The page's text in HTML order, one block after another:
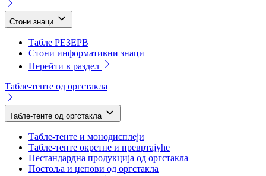
Стони знаци
Табле РЕЗЕРВ
Стони информативни знаци
Перейти в раздел
Табле-тенте од оргстакла
Табле-тенте од оргстакла
Табле-тенте и монодисплеји
Табле-тенте окретне и превртајуће
Нестандардна продукција од оргстакла
Постоља и џепови од оргстакла